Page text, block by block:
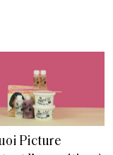
Picture